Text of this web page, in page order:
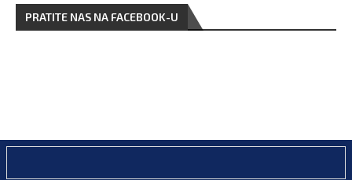
PRATITE NAS NA FACEBOOK-U